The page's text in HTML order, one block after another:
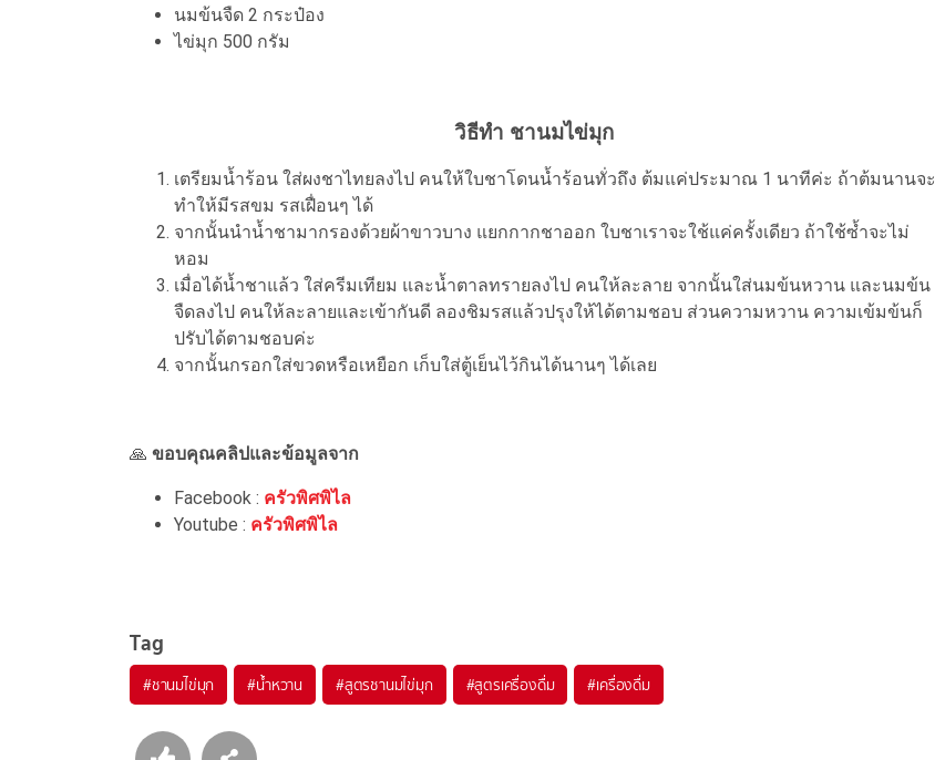
นมข้นจืด 2 กระป๋อง
ไข่มุก 500 กรัม
วิธีทำ ชานมไข่มุก
เตรียมน้ำร้อน ใส่ผงชาไทยลงไป คนให้ใบชาโดนน้ำร้อนทั่วถึง ต้มแค่ประมาณ 1 นาทีค่ะ ถ้าต้มนานจะ
ทำให้มีรสขม รสเฝื่อนๆ ได้
จากนั้นนำน้ำชามากรองด้วยผ้าขาวบาง แยกกากชาออก ใบชาเราจะใช้แค่ครั้งเดียว ถ้าใช้ซ้ำจะไม่
หอม
เมื่อได้น้ำชาแล้ว ใส่ครีมเทียม และน้ำตาลทรายลงไป คนให้ละลาย จากนั้นใส่นมข้นหวาน และนมข้น
จืดลงไป คนให้ละลายและเข้ากันดี ลองชิมรสแล้วปรุงให้ได้ตามชอบ ส่วนความหวาน ความเข้มข้นก็
ปรับได้ตามชอบค่ะ
จากนั้นกรอกใส่ขวดหรือเหยือก เก็บใส่ตู้เย็นไว้กินได้นานๆ ได้เลย
🙏 ขอบคุณคลิปและข้อมูลจาก
Facebook : ครัวพิศพิไล
Youtube : ครัวพิศพิไล
Tag
#ชานมไข่มุก #น้ำหวาน #สูตรชานมไข่มุก #สูตรเครื่องดื่ม #เครื่องดื่ม